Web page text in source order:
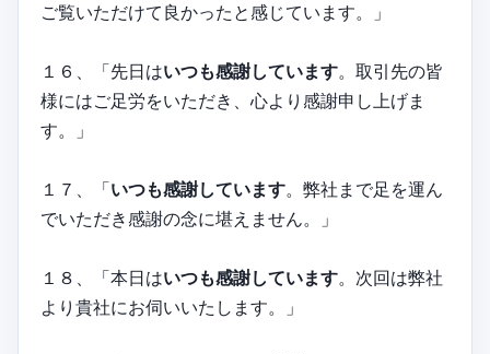
ご覧いただけて良かったと感じています。」
１６、「先日はいつも感謝しています。取引先の皆
様にはご足労をいただき、心より感謝申し上げま
す。」
１７、「いつも感謝しています。弊社まで足を運ん
でいただき感謝の念に堪えません。」
１８、「本日はいつも感謝しています。次回は弊社
より貴社にお伺いいたします。」